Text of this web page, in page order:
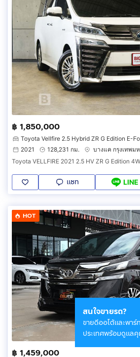
฿ 1,850,000
Toyota Vellfire 2.5 Hybrid ZR G Edition E-
2021
128,231 กม.
บางแค กรุงเทพม
แชท LINE
HOT
฿ 1,459,000
สนใจขายรถ?
ขายดีออโต้และพาร์
ประเทศพร้อมดูแล